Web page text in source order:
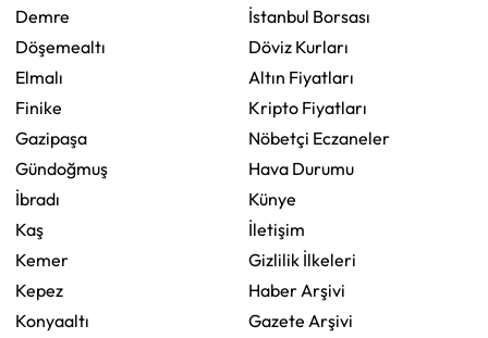
Demre
Döşemealtı
Elmalı
Finike
Gazipaşa
Gündoğmuş
İbradı
Kaş
Kemer
Kepez
Konyaaltı
İstanbul Borsası
Döviz Kurları
Altın Fiyatları
Kripto Fiyatları
Nöbetçi Eczaneler
Hava Durumu
Künye
İletişim
Gizlilik İlkeleri
Haber Arşivi
Gazete Arşivi